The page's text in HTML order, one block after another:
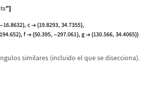
ngulos similares (incluido el que se disecciona).